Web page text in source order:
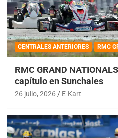
CENTRALES ANTERIORES RMC
RMC GRAND
capítulo en Sunchales
26 julio, 2026 E-Kart